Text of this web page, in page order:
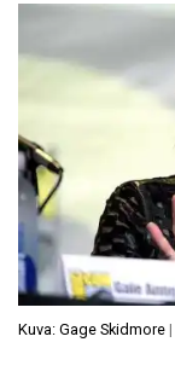
Kuva: Gage Skidmore |